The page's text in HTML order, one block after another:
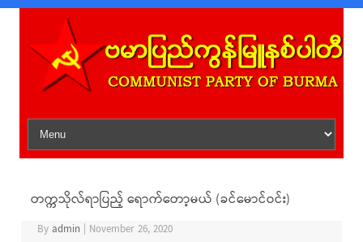
Skip to content
တက္ကသိုလ်ရာပြည့် ရောက်တော့မယ် (ခင်မောင်ဝင်း)
Byadmin November 26, 2020